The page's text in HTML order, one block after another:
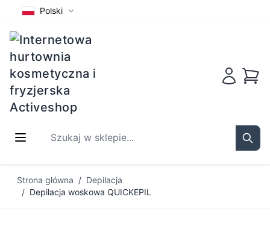
Polski
Szukaj w sklepie...
Strona główna / Depilacja
/ Depilacja woskowa QUICKEPIL